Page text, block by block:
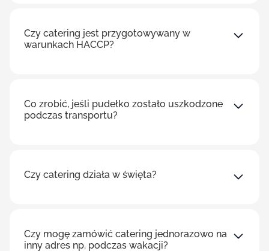
Czy catering jest przygotowywany w
warunkach HACCP?
Co zrobić, jeśli pudełko zostało uszkodzone
podczas transportu?
Czy catering działa w święta?
Czy mogę zamówić catering jednorazowo na
inny adres np. podczas wakacji?